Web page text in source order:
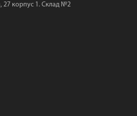
27 корпус 1. Склад №2